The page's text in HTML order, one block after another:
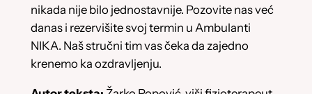
nikada nije bilo jednostavnije. Pozovite nas već
danas i rezervišite svoj termin u Ambulanti
NIKA. Naš stručni tim vas čeka da zajedno
krenemo ka ozdravljenju.